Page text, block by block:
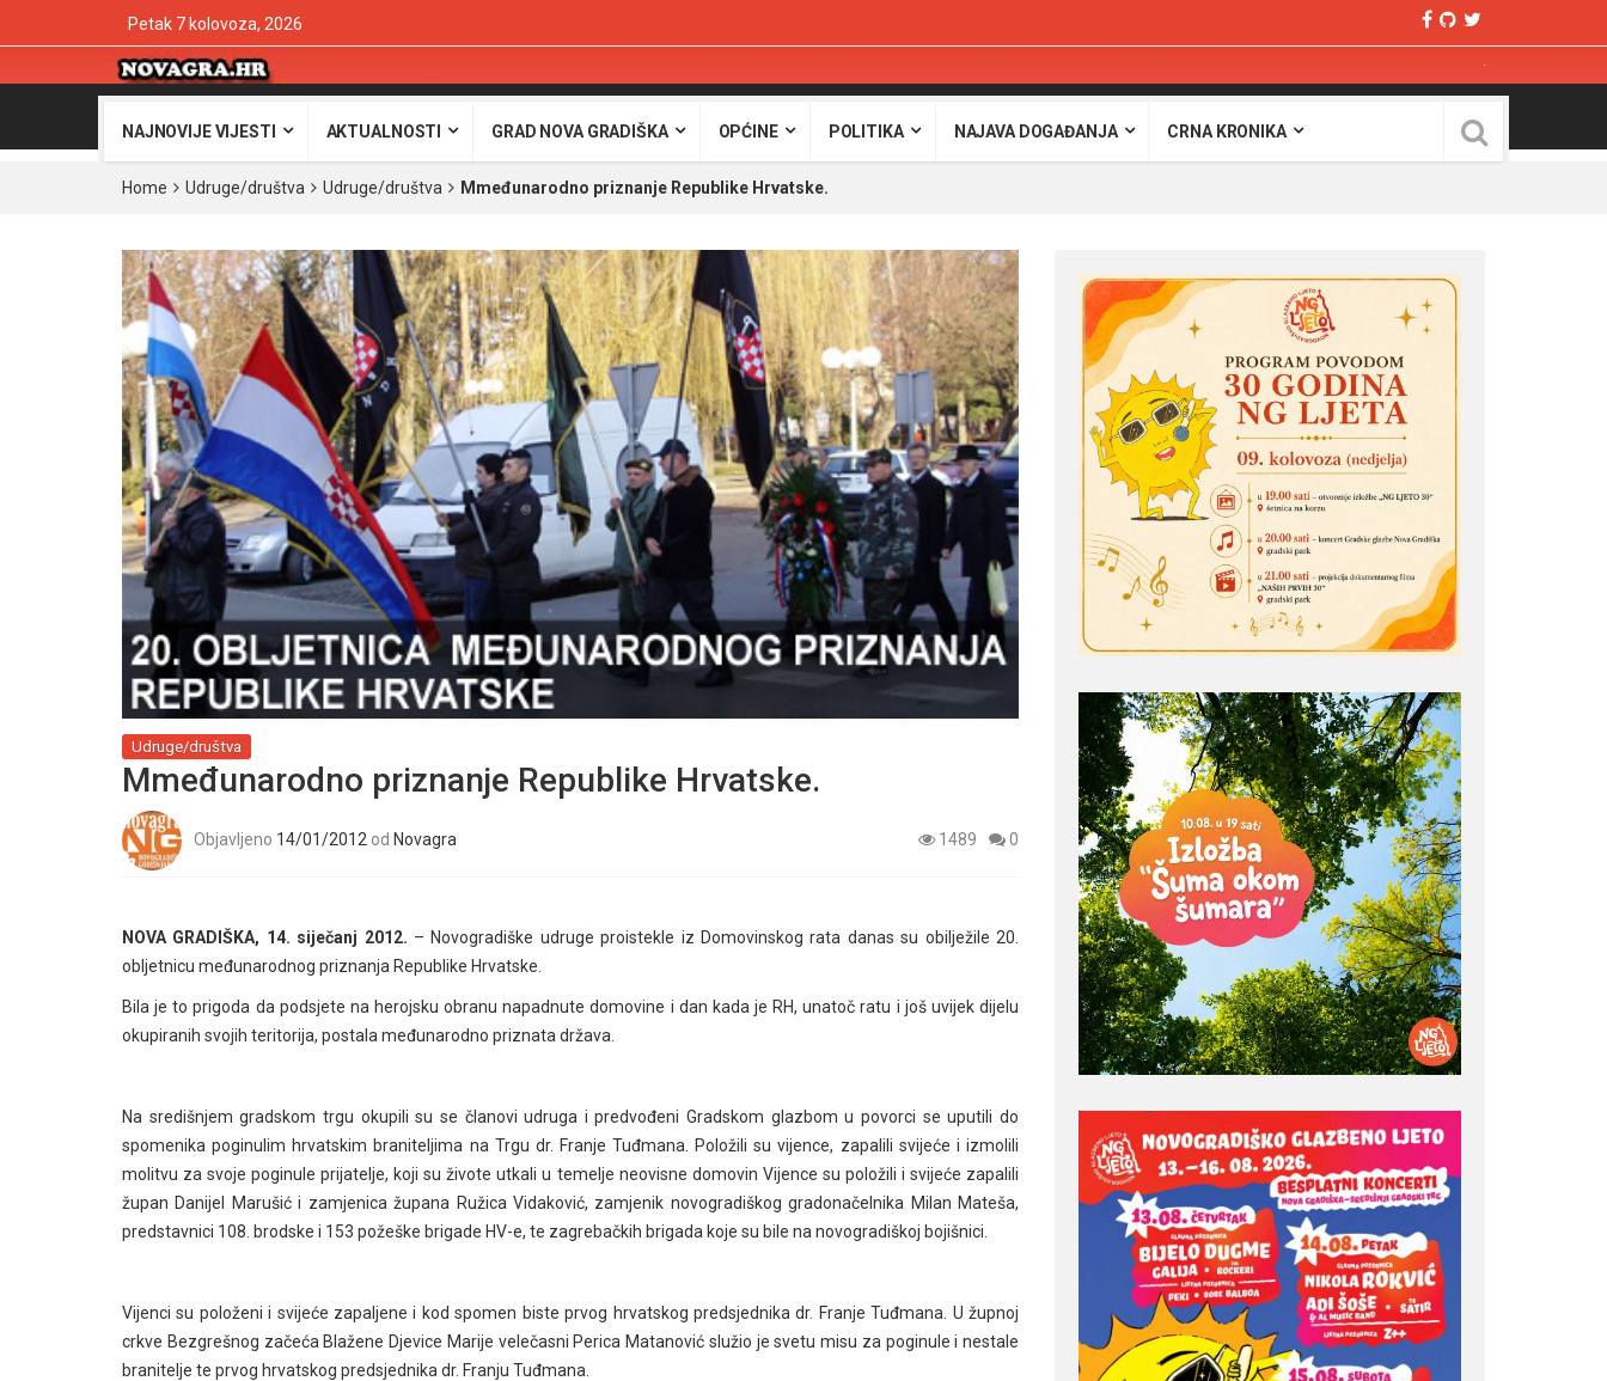
Petak 7 kolovoza, 2026
NAJNOVIJE VIJESTI AKTUALNOSTI GRAD NOVA GRADIŠKA OPĆINE POLITIKA NAJAVA DOGAĐANJA CRNA KRONIKA
Home Udruge/društva Udruge/društva Mmeđunarodno priznanje Republike Hrvatske.
Udruge/društva
Mmeđunarodno priznanje Republike Hrvatske.
Objavljeno 14/01/2012 od Novagra 1489 0
NOVA GRADIŠKA, 14. siječanj 2012. – Novogradiške udruge proistekle iz Domovinskog rata danas su obilježile 20.
obljetnicu međunarodnog priznanja Republike Hrvatske.
Bila je to prigoda da podsjete na herojsku obranu napadnute domovine i dan kada je RH, unatoč ratu i još uvijek dijelu
okupiranih svojih teritorija, postala međunarodno priznata država.
Na središnjem gradskom trgu okupili su se članovi udruga i predvođeni Gradskom glazbom u povorci se uputili do
spomenika poginulim hrvatskim braniteljima na Trgu dr. Franje Tuđmana. Položili su vijence, zapalili svijeće i izmolili
molitvu za svoje poginule prijatelje, koji su živote utkali u temelje neovisne domovin Vijence su položili i svijeće zapalili
župan Danijel Marušić i zamjenica župana Ružica Vidaković, zamjenik novogradiškog gradonačelnika Milan Mateša,
predstavnici 108. brodske i 153 požeške brigade HV-e, te zagrebačkih brigada koje su bile na novogradiškoj bojišnici.
Vijenci su položeni i svijeće zapaljene i kod spomen biste prvog hrvatskog predsjednika dr. Franje Tuđmana. U župnoj
crkve Bezgrešnog začeća Blažene Djevice Marije velečasni Perica Matanović služio je svetu misu za poginule i nestale
branitelje te prvog hrvatskog predsjednika dr. Franju Tuđmana.